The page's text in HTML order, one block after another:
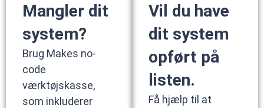
Mangler dit
system?
Brug Makes no-
code
værktøjskasse,
som inkluderer
Vil du have
dit system
opført på
listen.
Få hjælp til at